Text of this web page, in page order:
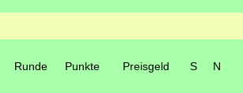
Runde Punkte Preisgeld S N